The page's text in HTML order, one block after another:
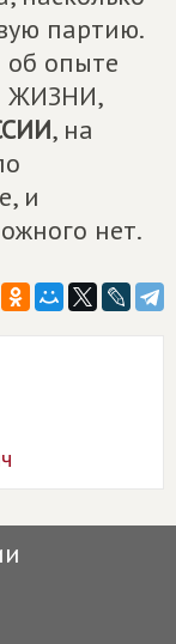
партию.
об опыте
ЖИЗНИ,
, на
и
нет.